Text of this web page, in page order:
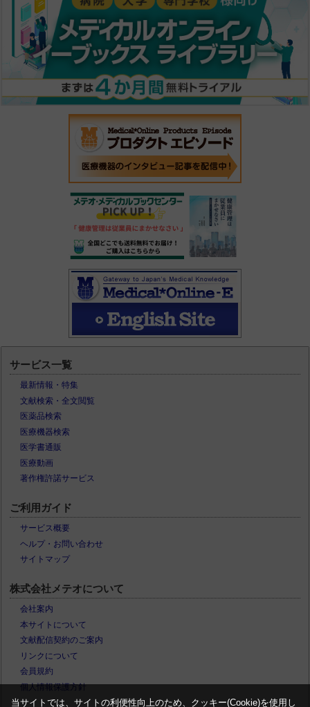
サービス一覧
最新情報・特集
文献検索・全文閲覧
医薬品検索
医療機器検索
医学書通販
医療動画
著作権許諾サービス
ご利用ガイド
サービス概要
ヘルプ・お問い合わせ
サイトマップ
株式会社メテオについて
会社案内
本サイトについて
文献配信契約のご案内
リンクについて
会員規約
個人情報保護方針
当サイトでは、サイトの利便性向上のため、クッキー(Cookie)を使用し